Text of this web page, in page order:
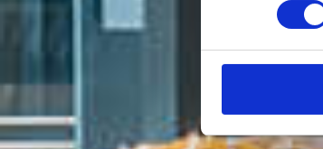
consentement